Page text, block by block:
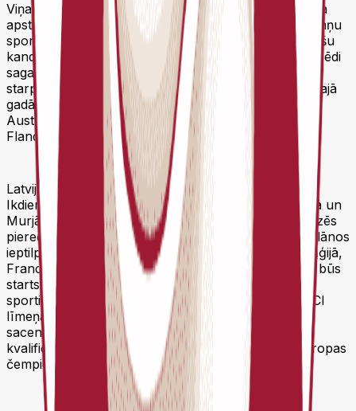
Viņa vietā par Latvijas U17 izlases galveno treneri tika
apstiprināts Mārtiņš Trautmanis, kurš ikdienā ir Murjāņu
sporta ģimnāzijas treneris un strādā ar lielu daļu izlašu
kandidātiem. Treneris uz nākamo treneru padomes sēdi
sagatavos atlases kritērijus uz nozīmīgākajām
starptautiskajām sacensībām. Plānots, ka arī nākamajā
gadā izlase piedalīsies prestižajos Luksemburgas un
Austrijas velobraucienos, kā arī Beļģijā notiekošajos
Flandrijas kausa velobraucienos.
Latvijas junioru izlasi turpinās vadīt Gatis Smukulis.
Ikdienā Gatis strādā arī Rīgas Riteņbraukšanas skolā un
Murjāņu sporta ģimnāzijā. Gatim izlases darbā palīdzēs
pieredzējušais Jānis Veide. Nākamajā gadā izlases plānos
ieptilpst starti Pasaules Nāciju kausa sacensībās Beļģijā,
Francijā, Vācijā, Slovākijā un Ungārijā. Jauninājums būs
starts Parīze – Rubē velobraucienā. Izlases kodola
sportisti nākamajā sezonā arī pārstāvēs ārvalstu UCI
līmeņa komandas, kas ļaus nodrošināt pilnvērtīgu
sacensību kalendāru. Labākie izlases braucēji
kvalificēsies izlases sastāvam startā Pasaules un Eiropas
čempionātos.